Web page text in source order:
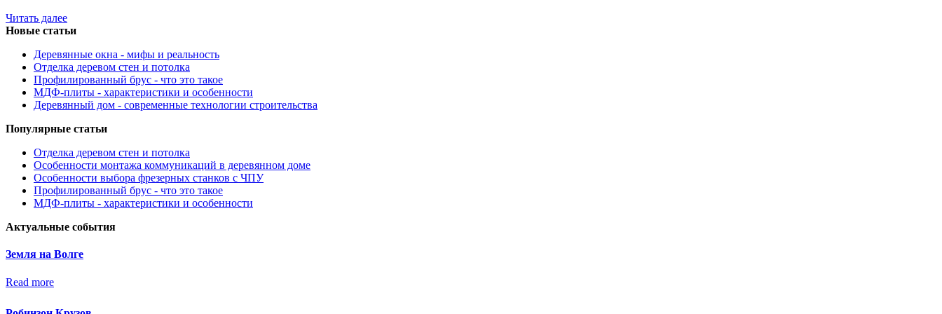
Читать далее
Новые статьи
Деревянные окна - мифы и реальность
Отделка деревом стен и потолка
Профилированный брус - что это такое
МДФ-плиты - характеристики и особенности
Деревянный дом - современные технологии строительства
Популярные статьи
Отделка деревом стен и потолка
Особенности монтажа коммуникаций в деревянном доме
Особенности выбора фрезерных станков с ЧПУ
Профилированный брус - что это такое
МДФ-плиты - характеристики и особенности
Актуальные события
Земля на Волге
Read more